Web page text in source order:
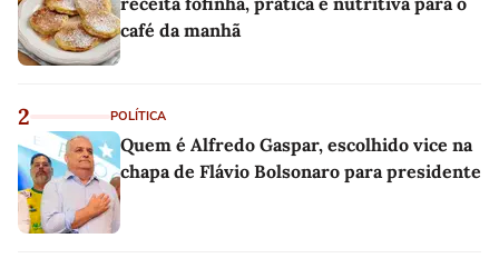
café da manhã
2 POLÍTICA
Quem é Alfredo Gaspar, escolhido vice na
chapa de Flávio Bolsonaro para presidente